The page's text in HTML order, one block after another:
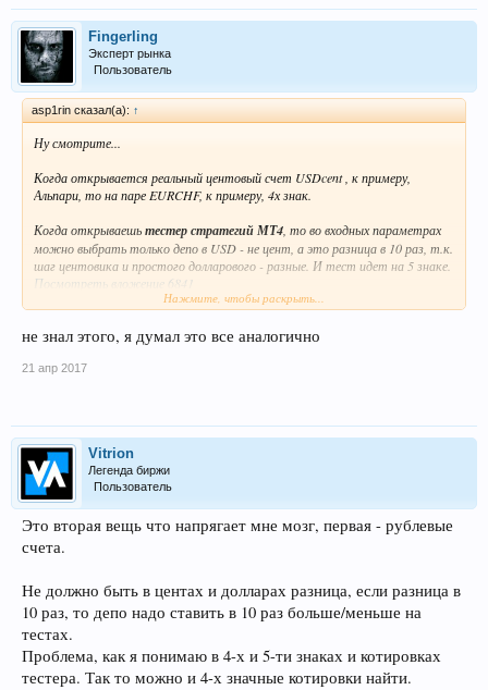
Fingerling
Эксперт рынка
Пользователь
asp1rin сказал(а): ↑
Ну смотрите...
Когда открывается реальный центовый счет USDcent , к примеру,
Альпари, то на паре EURCHF, к примеру, 4х знак.
Когда открываешьтестер стратегий МТ4 , то во входных параметрах
можно выбрать только депо в USD - не цент, а это разница в 10 раз, т.к.
шаг центовика и простого долларового - разные. И тест идет на 5 знаке.
Посмотреть вложение 6841
центовом счете, а тесты для простого долларового счета будут не
Те к примеру просадка в тестере 40-70%, а на реальном центовике не
превысила 5% - это проверил с другом, это факт
Нажмите, чтобы раскрыть...
не знал этого, я думал это все аналогично
21 апр 2017
Vitrion
Легенда биржи
Пользователь
Это вторая вещь что напрягает мне мозг, первая - рублевые
счета.
Не должно быть в центах и долларах разница, если разница в
10 раз, то депо надо ставить в 10 раз больше/меньше на
тестах.
Проблема, как я понимаю в 4-х и 5-ти знаках и котировках
тестера. Так то можно и 4-х значные котировки найти.